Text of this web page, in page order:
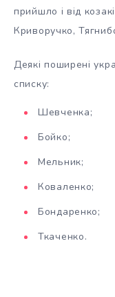
прийшло і від
Криворучко,
Деякі поширені
списку:
Шевченка;
Бойко;
Мельник;
Коваленко;
Бондаренко;
Ткаченко.